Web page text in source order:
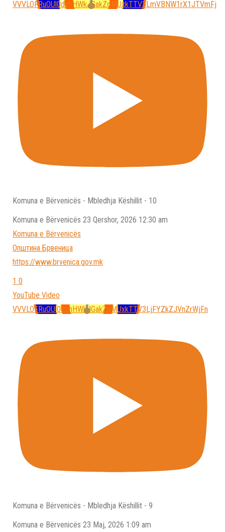
VVVLOFRuOUl0dzhHWkJGakZoMUxkTTV3LmVBNW1rX1JTVmFj
Komuna e Bërvenicës - Mbledhja Këshillit - 10
Komuna e Bёrvenicёs 23 Qershor, 2026 12:30 am
Komuna e Bёrvenicёs
Општина Брвеница
https://www.brvenica.gov.mk
1 0
YouTube Video
VVVLOFRuOUl0dzhHWkJGakZoMUxkTTV3LjFYZkZJVnZrWjFn
Komuna e Bërvenicës - Mbledhja Këshillit - 9
Komuna e Bёrvenicёs 23 Maj, 2026 1:09 am